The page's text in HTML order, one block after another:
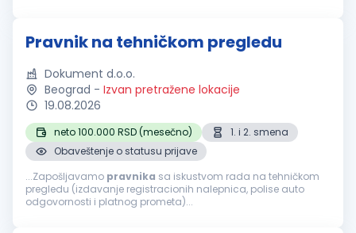
Pravnik na tehničkom pregledu
Dokument d.o.o.
Beograd - Izvan pretražene lokacije
19.08.2026
neto 100.000 RSD (mesečno)
1. i 2. smena
Obaveštenje o statusu prijave
...Zapošljavamo pravnika sa iskustvom rada na tehničkom
pregledu (izdavanje registracionih nalepnica, polise auto
odgovornosti i platnog prometa)...